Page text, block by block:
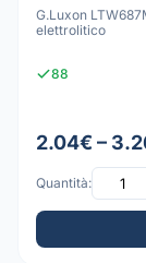
G.Luxon
elettrolitico
88
2.04€ –
Quantità: